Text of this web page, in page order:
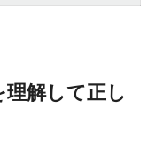
解して正し